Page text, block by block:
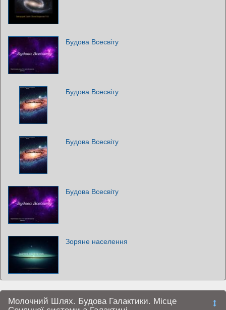
Будова Всесвіту
Будова Всесвіту
Будова Всесвіту
Будова Всесвіту
Зоряне населення
Молочний Шлях. Будова Галактики. Місце